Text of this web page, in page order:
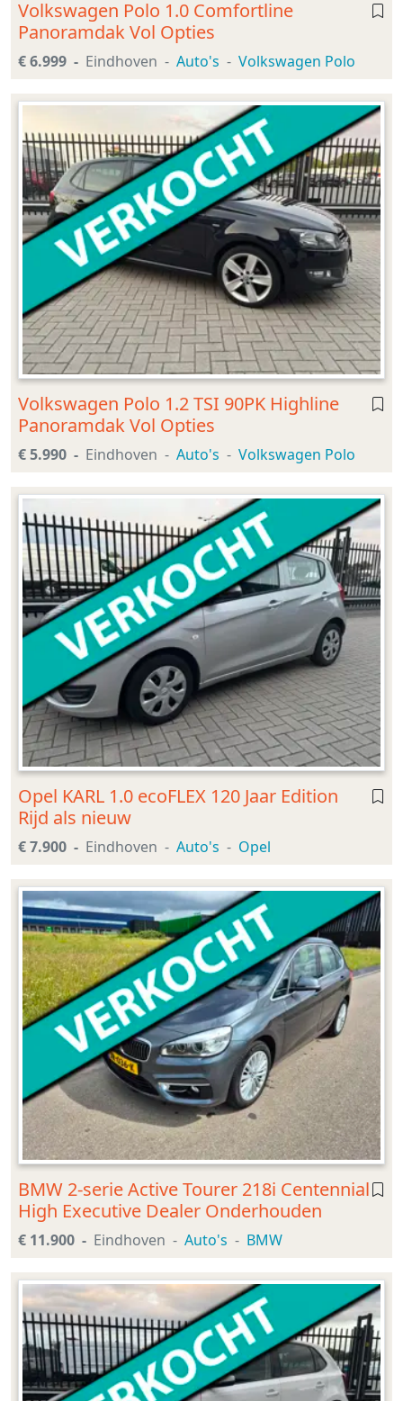
Volkswagen Polo 1.0 Comfortline
Panoramdak Vol Opties
€ 6.999 Eindhoven Auto's Volkswagen Polo
Volkswagen Polo 1.2 TSI 90PK Highline
Panoramdak Vol Opties
€ 5.990 Eindhoven Auto's Volkswagen Polo
Opel KARL 1.0 ecoFLEX 120 Jaar Edition
Rijd als nieuw
€ 7.900 Eindhoven Auto's Opel
BMW 2-serie Active Tourer 218i Centennial
High Executive Dealer Onderhouden
€ 11.900 Eindhoven Auto's BMW